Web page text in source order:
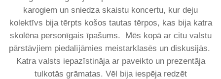
karogiem un sniedza skaistu koncertu, kur deju
kolektīvs bija tērpts košos tautas tērpos, kas bija katra
skolēna personīgais īpašums. Mēs kopā ar citu valstu
pārstāvjiem piedalījāmies meistarklasēs un diskusijās.
Katra valsts iepazīstināja ar paveikto un prezentāja
tulkotās grāmatas. Vēl bija iespēja redzēt